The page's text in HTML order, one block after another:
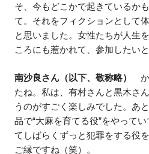
そ、今もどこかで起きているか
て。それをフィクションとして
と思いました。女性たちが人生
ころにも惹かれて、参加したい
南沙良さん（以下、敬称略）
か
たね。私は、有村さんと黒木さ
うのがすごく楽しみでした。あ
品で“大麻を育てる役”をやって
てしばらくずっと犯罪をする役
ご縁ですね（笑）。